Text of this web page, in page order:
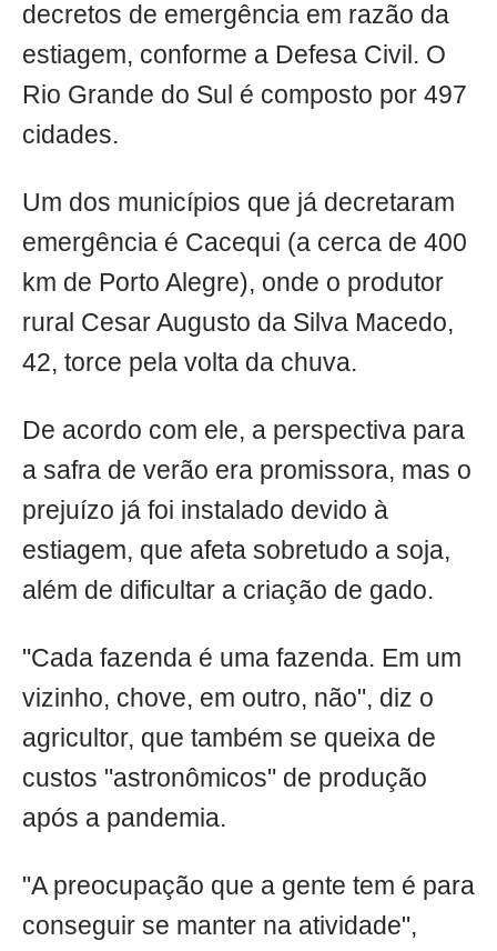
decretos de emergência em razão da
estiagem, conforme a Defesa Civil. O
Rio Grande do Sul é composto por 497
cidades.
Um dos municípios que já decretaram
emergência é Cacequi (a cerca de 400
km de Porto Alegre), onde o produtor
rural Cesar Augusto da Silva Macedo,
42, torce pela volta da chuva.
De acordo com ele, a perspectiva para
a safra de verão era promissora, mas o
prejuízo já foi instalado devido à
estiagem, que afeta sobretudo a soja,
além de dificultar a criação de gado.
"Cada fazenda é uma fazenda. Em um
vizinho, chove, em outro, não", diz o
agricultor, que também se queixa de
custos "astronômicos" de produção
após a pandemia.
"A preocupação que a gente tem é para
conseguir se manter na atividade",